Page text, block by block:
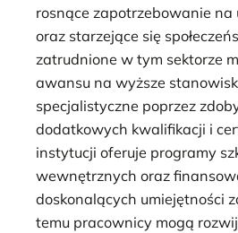
rosnące zapotrzebowanie na
oraz starzejące się
zatrudnione w tym sektorze
awansu na wyższe
specjalistyczne poprzez
dodatkowych kwalifikacji i
instytucji oferuje programy
wewnętrznych oraz
doskonalących umiejętności
temu pracownicy mogą